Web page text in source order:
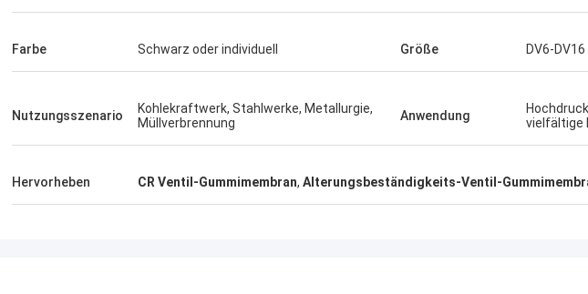
Seit der Zusammenarbeit mit Hongum im
Jahr 2020 haben ihre Schiffs- und
Farbe Schwarz oder individuell Größe DV6-DV16
Nutzungsszenario
Kohlekraftwerk, Stahlwerke, Metallurgie,
Müllverbrennung
Anwendung
vielfältige
Hervorheben CR Ventil-Gummimembran, Alterungsbeständigkeits-Ventil-